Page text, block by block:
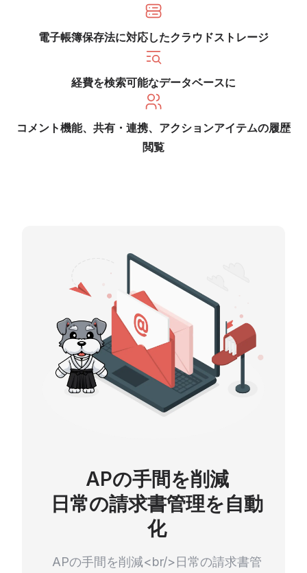
電子帳簿保存法に対応したクラウドストレージ
経費を検索可能なデータベースに
コメント機能、共有・連携、アクションアイテムの履歴
閲覧
APの手間を削減
日常の請求書管理を自動
化
APの手間を削減<br/>日常の請求書管